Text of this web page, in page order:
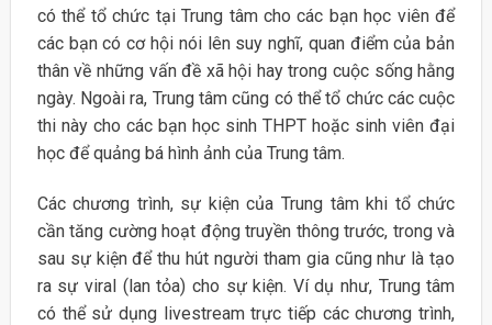
có thể tổ chức tại Trung tâm cho các bạn học viên để
các bạn có cơ hội nói lên suy nghĩ, quan điểm của bản
thân về những vấn đề xã hội hay trong cuộc sống hằng
ngày. Ngoài ra, Trung tâm cũng có thể tổ chức các cuộc
thi này cho các bạn học sinh THPT hoặc sinh viên đại
học để quảng bá hình ảnh của Trung tâm.
Các chương trình, sự kiện của Trung tâm khi tổ chức
cần tăng cường hoạt động truyền thông trước, trong và
sau sự kiện để thu hút người tham gia cũng như là tạo
ra sự viral (lan tỏa) cho sự kiện. Ví dụ như, Trung tâm
có thể sử dụng livestream trực tiếp các chương trình,